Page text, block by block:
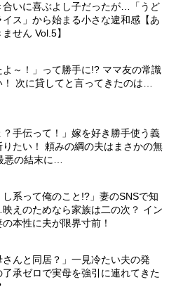
合いに喜ぶよし子だったが…「うど
イス」から始まる小さな違和感【あ
せん Vol.5】
よ～！」って勝手に!? ママ友の常識
次に貸してと言ってきたのは…
？手伝って！」嫁を好き勝手使う義
たい！ 頼みの綱の夫はまさかの無
悪の結末に…
し系って俺のこと!?」妻のSNSで知
えのためなら家族は二の次？ イン
本性に夫が限界寸前！
さんと同居？」一見冷たい夫の発
承ゼロで実母を強引に連れてきた